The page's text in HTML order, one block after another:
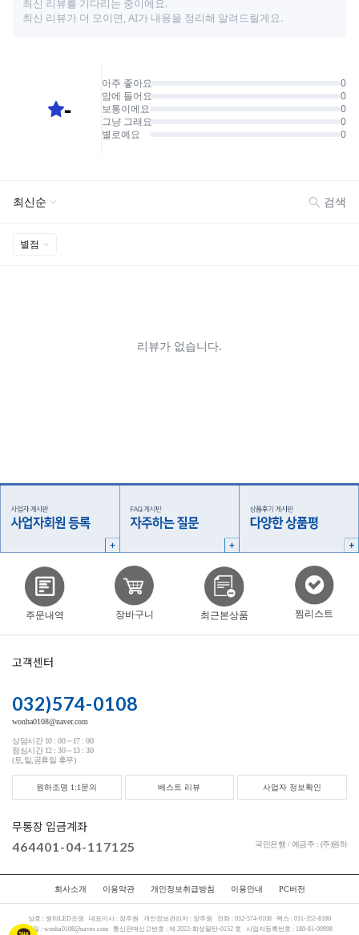
주문내역 장바구니 최근본상품 찜리스트
고객센터
032)574-0108
wonha0108@naver.com
상담시간 10 : 00 ~ 17 : 00
점심시간 12 : 30 ~ 13 : 30
(토,일,공휴일 휴무)
원하조명 1:1문의 베스트 리뷰 사업자 정보확인
무통장 입금계좌
464401-04-117125 국민은행 / 예금주 : (주)원하
회사소개 이용약관 개인정보취급방침 이용안내 PC버전
상호 : 원하LED조명 대표이사 : 장주원 개인정보관리자 : 장주원 전화 : 032-574-0108 팩스 : 031-352-8180
메일 : wonha0108@naver.com 통신판매신고번호 : 제 2022-화성팔탄-0152 호 사업자등록번호 : 180-81-00998